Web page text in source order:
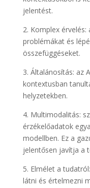
jelentést.
2. Komplex érvelés:
problémákat és
összefüggéseket.
3. Általánosítás: az
kontextusban
helyzetekben.
4. Multimodalitás:
érzékelőadatok
modellben. Ez a
jelentősen javítja a
5. Elmélet a
látni és értelmezni